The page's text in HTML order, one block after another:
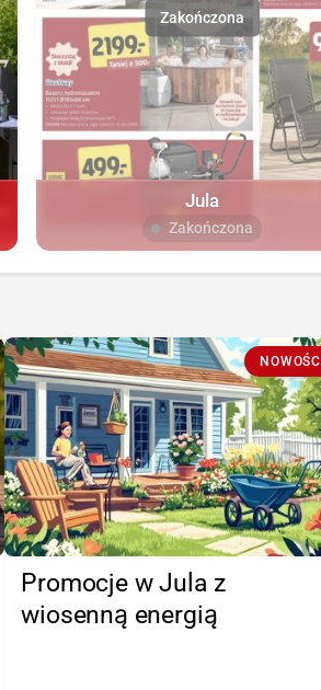
Jula
Zakończona
NOWOŚCI
Promocje w Jula z
wiosenną energią